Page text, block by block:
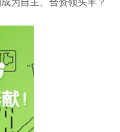
为自主、合资领头羊？